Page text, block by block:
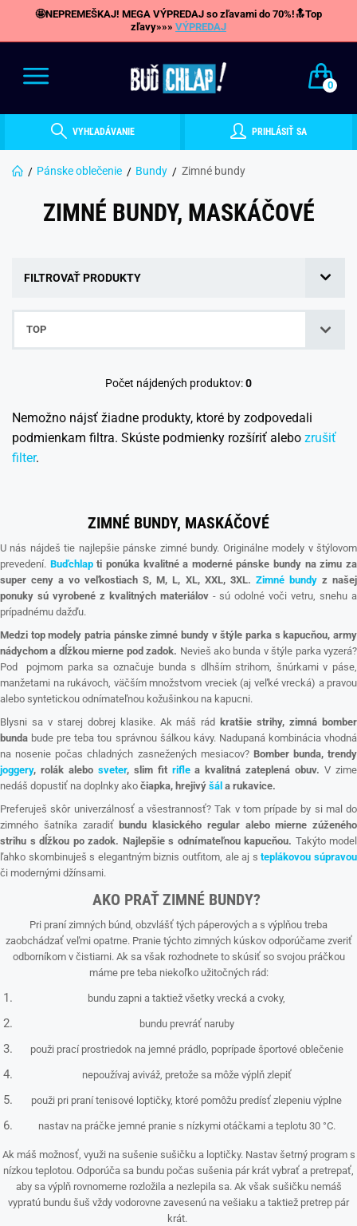
🤩NEPREMEŠKAJ! MEGA VÝPREDAJ so zľavami do 70%!🔝Top
zľavy»»» VÝPREDAJ
0
VYHĽADÁVANIE PRIHLÁSIŤ SA
Pánske oblečenie Bundy Zimné bundy
ZIMNÉ BUNDY, MASKÁČOVÉ
FILTROVAŤ PRODUKTY
TOP
Počet nájdených produktov:0
Nemožno nájsť žiadne produkty, ktoré by zodpovedali
podmienkam filtra. Skúste podmienky rozšíriť alebo zrušiť
filter.
ZIMNÉ BUNDY, MASKÁČOVÉ
U nás nájdeš tie najlepšie pánske zimné bundy. Originálne modely v štýlovom
prevedení. Buďchlap ti ponúka kvalitné a moderné pánske bundy na zimu za
super ceny a vo veľkostiach S, M, L, XL, XXL, 3XL. Zimné bundyz našej
ponuky sú vyrobené z kvalitných materiálov- sú odolné voči vetru, snehu a
prípadnému dažďu.
Medzi top modely patria pánske zimné bundy v štýle parka s kapucňou, army
nádychom a dĺžkou mierne pod zadok. Nevieš ako bunda v štýle parka vyzerá?
Pod pojmom parka sa označuje bunda s dlhším strihom, šnúrkami v páse,
manžetami na rukávoch, väčším množstvom vreciek (aj veľké vrecká) a pravou
alebo syntetickou odnímateľnou kožušinkou na kapucni.
Blysni sa v starej dobrej klasike. Ak máš rád kratšie strihy, zimná bomber
bunda bude pre teba tou správnou šálkou kávy. Nadupaná kombinácia vhodná
na nosenie počas chladných zasnežených mesiacov? Bomber bunda, trendy
joggery, rolák alebo sveter, slim fit riflea kvalitná zateplená obuv. V zime
nedáš dopustiť na doplnky ako čiapka, hrejivý šál a rukavice.
Preferuješ skôr univerzálnosť a všestrannosť? Tak v tom prípade by si mal do
zimného šatníka zaradiť bundu klasického regular alebo mierne zúženého
strihu s dĺžkou po zadok. Najlepšie s odnímateľnou kapucňou. Takýto model
ľahko skombinuješ s elegantným biznis outfitom, ale aj steplákovou súpravou
či modernými džínsami.
AKO PRAŤ ZIMNÉ BUNDY?
Pri praní zimných búnd, obzvlášť tých páperových a s výplňou treba
zaobchádzať veľmi opatrne. Pranie týchto zimných kúskov odporúčame zveriť
odborníkom v čistiarni. Ak sa však rozhodnete to skúsiť so svojou práčkou
máme pre teba niekoľko užitočných rád:
bundu zapni a taktiež všetky vrecká a cvoky,
bundu prevráť naruby
použi prací prostriedok na jemné prádlo, poprípade športové oblečenie
nepoužívaj aviváž, pretože sa môže výplň zlepiť
použi pri praní tenisové loptičky, ktoré pomôžu predísť zlepeniu výplne
nastav na práčke jemné pranie s nízkymi otáčkami a teplotu 30 °C.
Ak máš možnosť, využi na sušenie sušičku a loptičky. Nastav šetrný program s
nízkou teplotou. Odporúča sa bundu počas sušenia pár krát vybrať a pretrepať,
aby sa výplň rovnomerne rozložila a nezlepila sa. Ak však sušičku nemáš
vypratú bundu šuš vždy vodorovne zavesenú na vešiaku a taktiež pretrep pár
krát.